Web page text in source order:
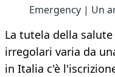
Emergency | Un
La tutela della
irregolari varia da
in Italia c'è